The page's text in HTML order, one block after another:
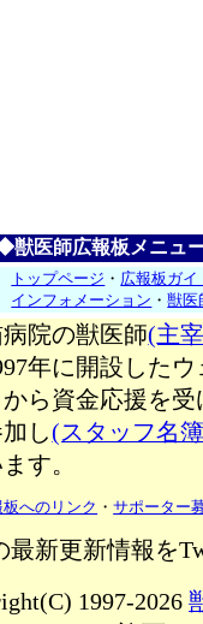
獣医師広報板メニュ
トップページ ・ 広報板ガイ
インフォメーション ・獣医
院の獣医師(主
年に開設した
ら資金応援を受
し(スタッフ名
す。
へのリンク ・サポーター
最新更新情報を
1997-2026